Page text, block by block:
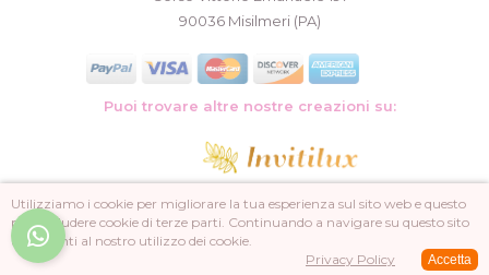
90036 Misilmeri (PA)
Puoi trovare altre nostre creazioni su:
© 2025 Bomboniera Chic Rattenuti. All Rights Reserved. P. IVA 02521560827
Utilizziamo i cookie per migliorare la tua esperienza sul sito web e questo
può includere cookie di terze parti. Continuando a navigare su questo sito
acconsenti al nostro utilizzo dei cookie.
Privacy Policy
Accetta